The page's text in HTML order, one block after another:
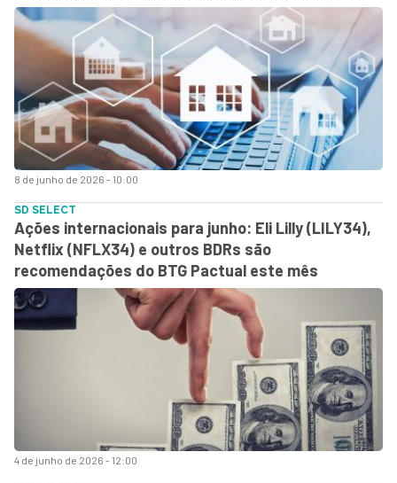
8 de junho de 2026 - 10:00
4 de junho de 2026 - 12:00
SD SELECT
Ações internacionais para junho: Eli Lilly (LILY34),
Netflix (NFLX34) e outros BDRs são
recomendações do BTG Pactual este mês